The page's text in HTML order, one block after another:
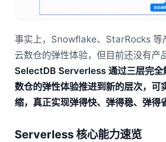
事实上，Snowflake、StarRocks 等
云数仓的弹性体验，但目前还没有产
SelectDB Serverless 通过三层完全
数仓的弹性体验推进到新的层次，可
缩，真正实现弹得快、弹得稳、弹得
Serverless 核心能力速览